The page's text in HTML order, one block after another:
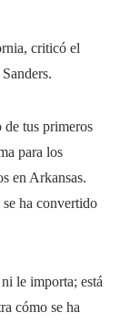
criticó el
de tus primeros
para los
en Arkansas.
se ha convertido
le importa; está
cómo se ha